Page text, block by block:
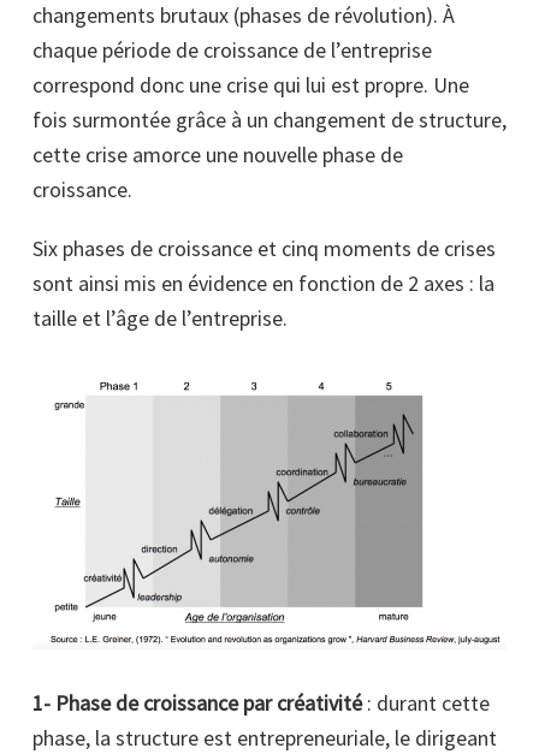
changements brutaux (phases de révolution). À
chaque période de croissance de l’entreprise
correspond donc une crise qui lui est propre. Une
fois surmontée grâce à un changement de structure,
cette crise amorce une nouvelle phase de
croissance.
Six phases de croissance et cinq moments de crises
sont ainsi mis en évidence en fonction de 2 axes : la
taille et l’âge de l’entreprise.
1- Phase de croissance par créativité: durant cette
phase, la structure est entrepreneuriale, le dirigeant